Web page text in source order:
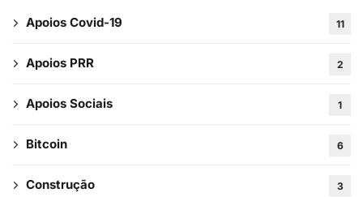
Apoios Covid-19 11
Apoios PRR 2
Apoios Sociais 1
Bitcoin 6
Construção 3